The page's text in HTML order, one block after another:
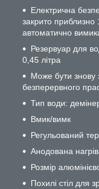
Електрична
закрито
автоматично
Резервуар для
0,45 літра
Може бути знову
безперервного
Тип води:
Вмик/вимк
Регульований
Анодована
Розмір
Похилі стіл для